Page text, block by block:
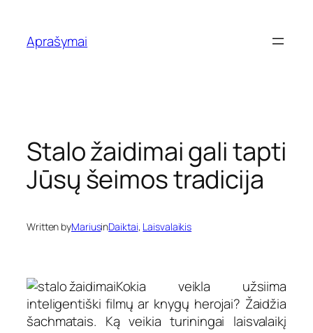
turinio
Aprašymai
Stalo žaidimai gali tapti
Jūsų šeimos tradicija
Written byMariusinDaiktai, Laisvalaikis
Kokia veikla užsiima
inteligentiški filmų ar knygų herojai? Žaidžia
šachmatais. Ką veikia turiningai laisvalaikį